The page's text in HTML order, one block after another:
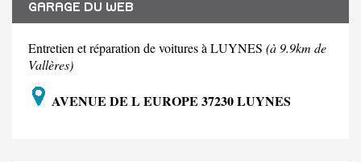
GARAGE DU WEB
Entretien et réparation de voitures à LUYNES (à 9.9km de
Vallères)
AVENUE DE L EUROPE 37230 LUYNES